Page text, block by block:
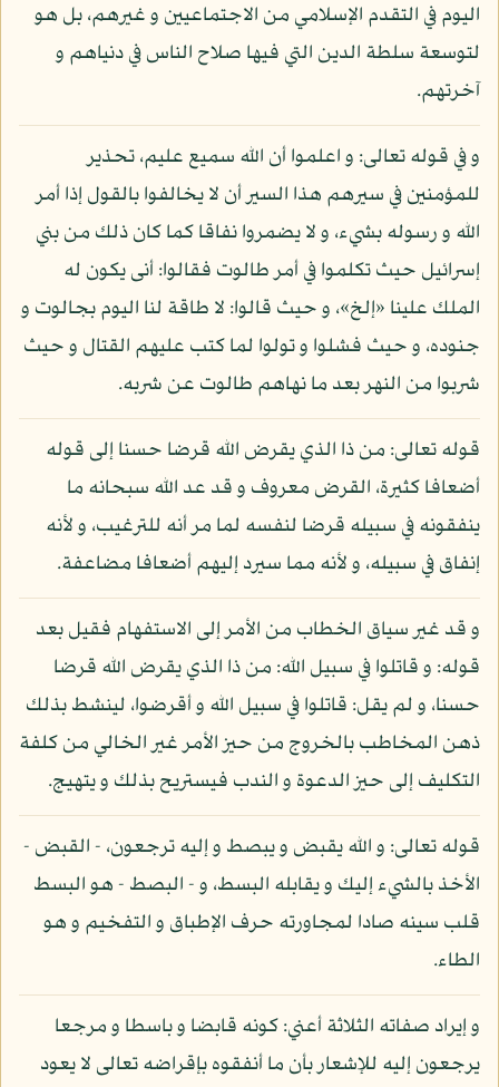
اليوم في التقدم الإسلامي من الاجتماعيين و غيرهم، بل هو
لتوسعة سلطة الدين التي فيها صلاح الناس في دنياهم و
آخرتهم.
و في قوله تعالى: و اعلموا أن الله سميع عليم، تحذير
للمؤمنين في سيرهم هذا السير أن لا يخالفوا بالقول إذا أمر
الله و رسوله بشيء، و لا يضمروا نفاقا كما كان ذلك من بني
إسرائيل حيث تكلموا في أمر طالوت فقالوا: أنى يكون له
الملك علينا «إلخ»، و حيث قالوا: لا طاقة لنا اليوم بجالوت و
جنوده، و حيث فشلوا و تولوا لما كتب عليهم القتال و حيث
شربوا من النهر بعد ما نهاهم طالوت عن شربه.
قوله تعالى: من ذا الذي يقرض الله قرضا حسنا إلى قوله
أضعافا كثيرة، القرض معروف و قد عد الله سبحانه ما
ينفقونه في سبيله قرضا لنفسه لما مر أنه للترغيب، و لأنه
إنفاق في سبيله، و لأنه مما سيرد إليهم أضعافا مضاعفة.
و قد غير سياق الخطاب من الأمر إلى الاستفهام فقيل بعد
قوله: و قاتلوا في سبيل الله: من ذا الذي يقرض الله قرضا
حسنا، و لم يقل: قاتلوا في سبيل الله و أقرضوا، لينشط بذلك
ذهن المخاطب بالخروج من حيز الأمر غير الخالي من كلفة
التكليف إلى حيز الدعوة و الندب فيستريح بذلك و يتهيج.
قوله تعالى: و الله يقبض و يبصط و إليه ترجعون، - القبض -
الأخذ بالشيء إليك و يقابله البسط، و - البصط - هو البسط
قلب سينه صادا لمجاورته حرف الإطباق و التفخيم و هو
الطاء.
و إيراد صفاته الثلاثة أعني: كونه قابضا و باسطا و مرجعا
يرجعون إليه للإشعار بأن ما أنفقوه بإقراضه تعالى لا يعود